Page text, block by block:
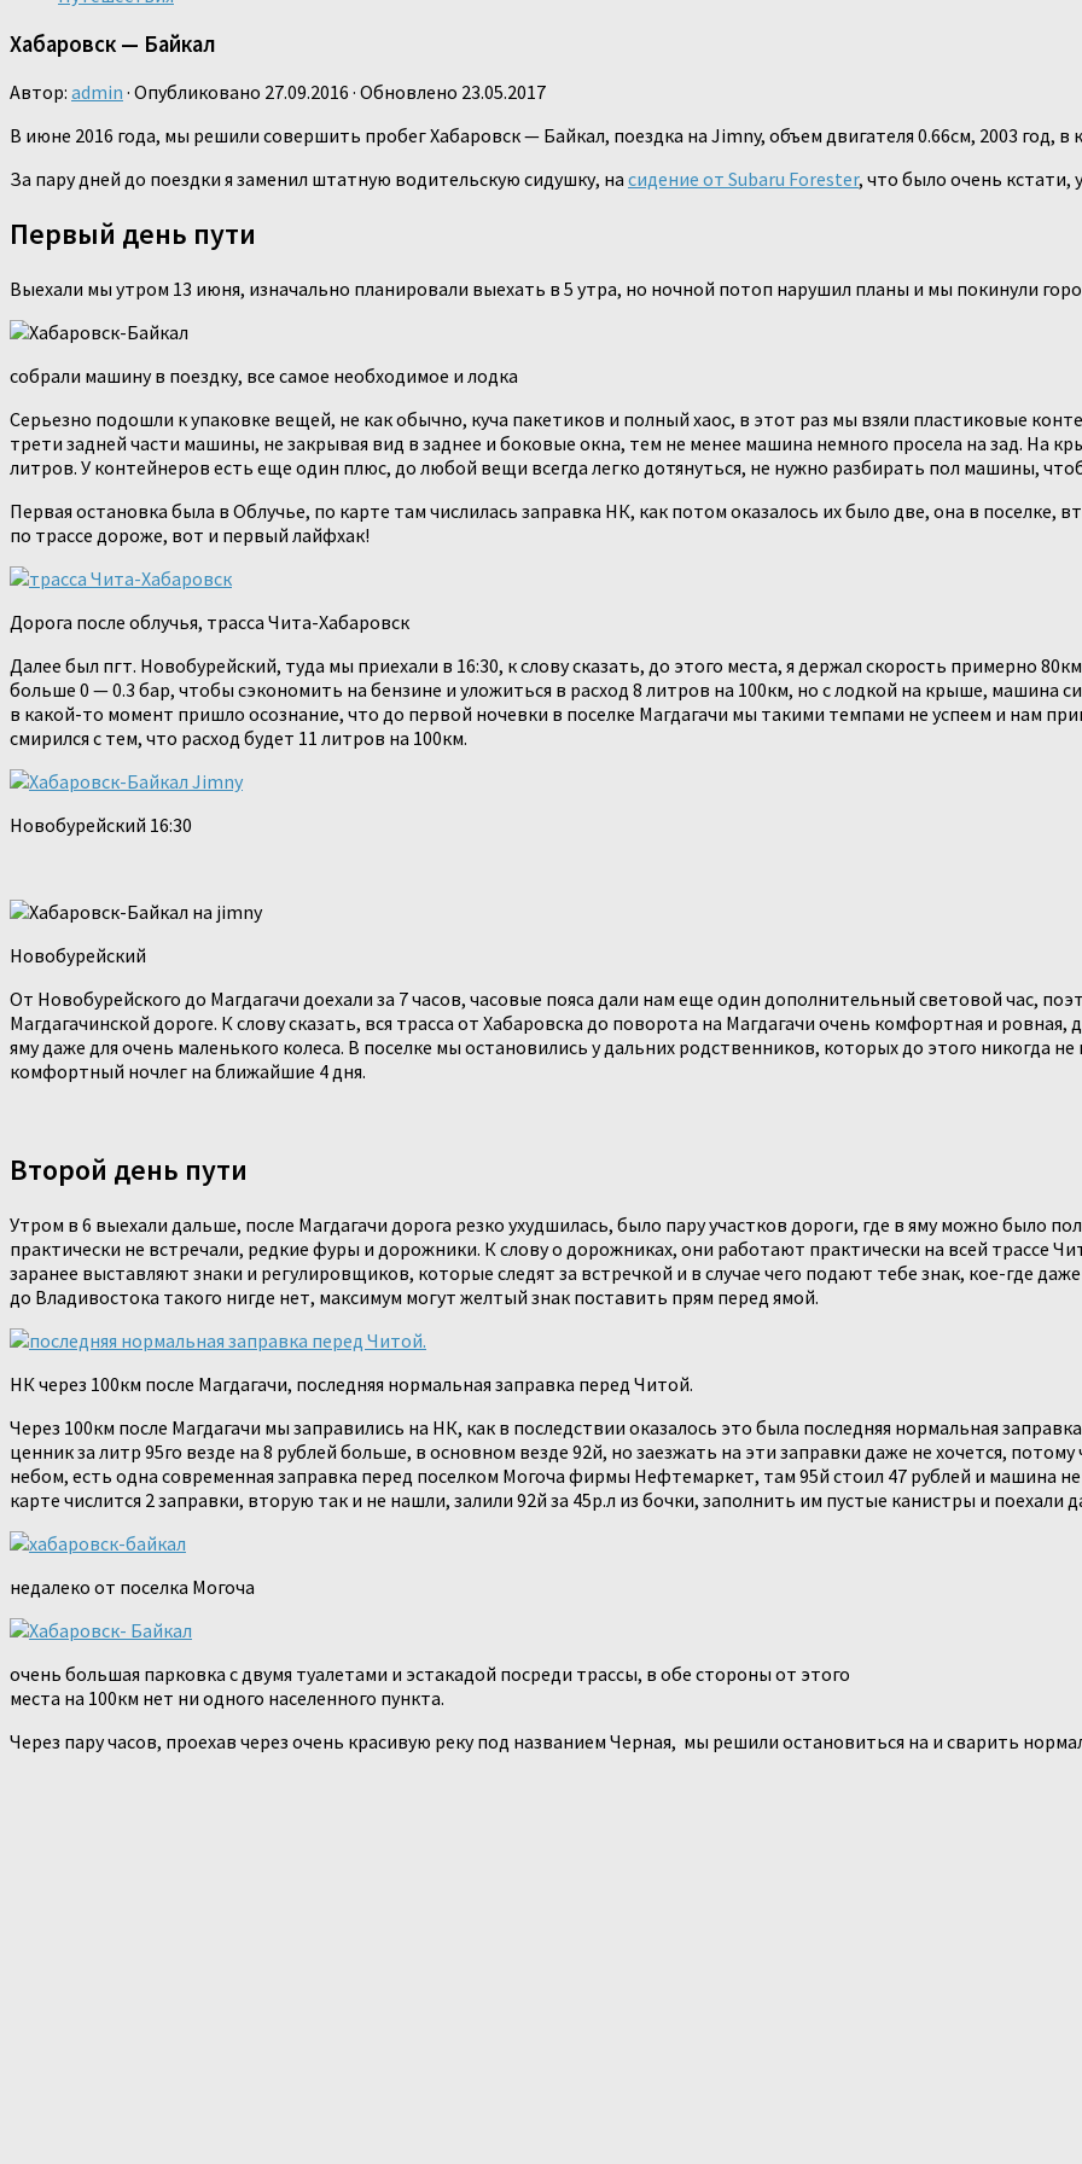
Хабаровск — Байкал
Автор: admin · Опубликовано 27.09.2016 · Обновлено 23.05.2017
В июне 2016 года, мы решили совершить пробег Хабаровск — Байкал, поездка на Jimny, объем двигателя 0.66см, 2003 год, в
За пару дней до поездки я заменил штатную водительскую сидушку, на сидение от Subaru Forester, что было очень кстати,
Первый день пути
Выехали мы утром 13 июня, изначально планировали выехать в 5 утра, но ночной потоп нарушил планы и мы покинули
собрали машину в поездку, все самое необходимое и лодка
Серьезно подошли к упаковке вещей, не как обычно, куча пакетиков и полный хаос, в этот раз мы взяли пластиковые
трети задней части машины, не закрывая вид в заднее и боковые окна, тем не менее машина немного просела на зад. На
литров. У контейнеров есть еще один плюс, до любой вещи всегда легко дотянуться, не нужно разбирать пол машины,
Первая остановка была в Облучье, по карте там числилась заправка НК, как потом оказалось их было две, она в поселке,
по трассе дороже, вот и первый лайфхак!
Дорога после облучья, трасса Чита-Хабаровск
Далее был пгт. Новобурейский, туда мы приехали в 16:30, к слову сказать, до этого места, я держал скорость примерно
больше 0 — 0.3 бар, чтобы сэкономить на бензине и уложиться в расход 8 литров на 100км, но с лодкой на крыше, машина
в какой-то момент пришло осознание, что до первой ночевки в поселке Магдагачи мы такими темпами не успеем и нам
смирился с тем, что расход будет 11 литров на 100км.
Новобурейский 16:30
Новобурейский
От Новобурейского до Магдагачи доехали за 7 часов, часовые пояса дали нам еще один дополнительный световой час,
Магдагачинской дороге. К слову сказать, вся трасса от Хабаровска до поворота на Магдагачи очень комфортная и
яму даже для очень маленького колеса. В поселке мы остановились у дальних родственников, которых до этого никогда
комфортный ночлег на ближайшие 4 дня.
Второй день пути
Утром в 6 выехали дальше, после Магдагачи дорога резко ухудшилась, было пару участков дороги, где в яму можно было
практически не встречали, редкие фуры и дорожники. К слову о дорожниках, они работают практически на всей трассе
заранее выставляют знаки и регулировщиков, которые следят за встречкой и в случае чего подают тебе знак, кое-где
до Владивостока такого нигде нет, максимум могут желтый знак поставить прям перед ямой.
НК через 100км после Магдагачи, последняя нормальная заправка перед Читой.
Через 100км после Магдагачи мы заправились на НК, как в последствии оказалось это была последняя нормальная
ценник за литр 95го везде на 8 рублей больше, в основном везде 92й, но заезжать на эти заправки даже не хочется,
небом, есть одна современная заправка перед поселком Могоча фирмы Нефтемаркет, там 95й стоил 47 рублей и машина
карте числится 2 заправки, вторую так и не нашли, залили 92й за 45р.л из бочки, заполнить им пустые канистры и поехали
недалеко от поселка Могоча
очень большая парковка с двумя туалетами и эстакадой посреди трассы, в обе стороны от этого
места на 100км нет ни одного населенного пункта.
Через пару часов, проехав через очень красивую реку под названием Черная, мы решили остановиться на и сварить